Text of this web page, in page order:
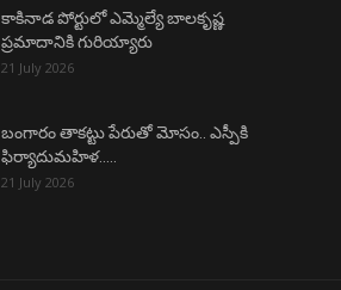
కాకినాడ పోర్టులో ఎమ్మెల్యే బాలకృష్ణ
ప్రమాదానికి గురియ్యారు
21 July 2026
బంగారం తాకట్టు పేరుతో మోసం.. ఎస్పీకి
ఫిర్యాదుమహిళ…..
21 July 2026